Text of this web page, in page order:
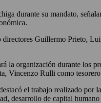
durante su mandato,
Guillermo Prieto,
la organización durante
Vincenzo Rulli como
el trabajo realizado
desarrollo de capital